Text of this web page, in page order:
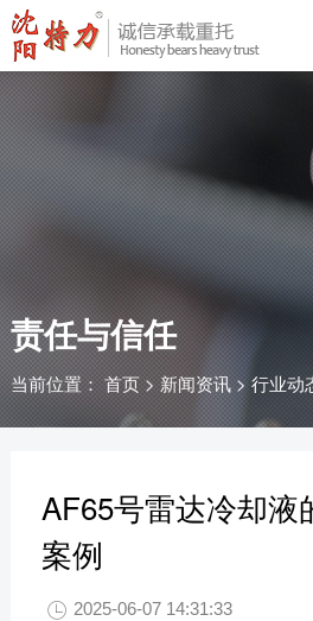
首
页
重
务
中
于
联
责任与信任
当前位置： 首页> 新闻资讯> 行业动
AF65号雷达冷却液
案例
 2025-06-07 14:31:33